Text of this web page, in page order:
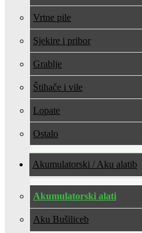
Vrtne pile
Sjekire i pribor
Grablje
Štihače i vile
Lopate
Ostalo
Akumulatorski / Aku alati
Akumulatorski alati
Aku Bušilice